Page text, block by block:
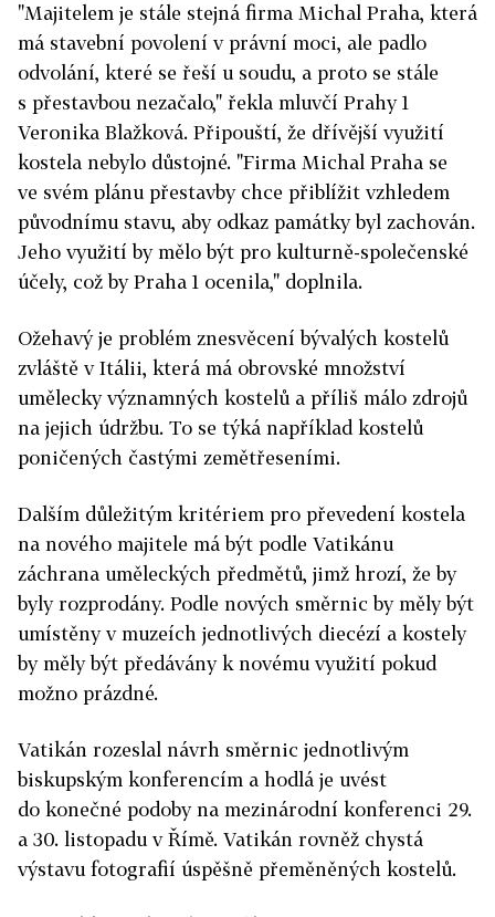
"Majitelem je stále stejná firma Michal Praha, která
má stavební povolení v právní moci, ale padlo
odvolání, které se řeší u soudu, a proto se stále
s přestavbou nezačalo," řekla mluvčí Prahy 1
Veronika Blažková. Připouští, že dřívější využití
kostela nebylo důstojné. "Firma Michal Praha se
ve svém plánu přestavby chce přiblížit vzhledem
původnímu stavu, aby odkaz památky byl zachován.
Jeho využití by mělo být pro kulturně-společenské
účely, což by Praha 1 ocenila," doplnila.
Ožehavý je problém znesvěcení bývalých kostelů
zvláště v Itálii, která má obrovské množství
umělecky významných kostelů a příliš málo zdrojů
na jejich údržbu. To se týká například kostelů
poničených častými zemětřeseními.
Dalším důležitým kritériem pro převedení kostela
na nového majitele má být podle Vatikánu
záchrana uměleckých předmětů, jimž hrozí, že by
byly rozprodány. Podle nových směrnic by měly být
umístěny v muzeích jednotlivých diecézí a kostely
by měly být předávány k novému využití pokud
možno prázdné.
Vatikán rozeslal návrh směrnic jednotlivým
biskupským konferencím a hodlá je uvést
do konečné podoby na mezinárodní konferenci 29.
a 30. listopadu v Římě. Vatikán rovněž chystá
výstavu fotografií úspěšně přeměněných kostelů.